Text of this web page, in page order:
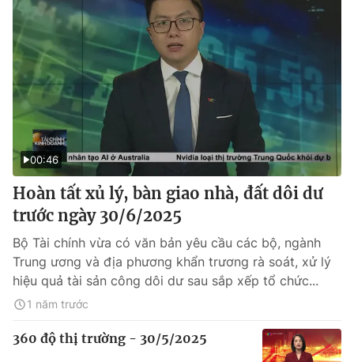
00:46
Hoàn tất xủ lý, bàn giao nhà, đất dôi dư
trước ngày 30/6/2025
Bộ Tài chính vừa có văn bản yêu cầu các bộ, ngành
Trung ương và địa phương khẩn trương rà soát, xử lý
hiệu quả tài sản công dôi dư sau sắp xếp tổ chức...
1 năm trước
360 độ thị trường - 30/5/2025